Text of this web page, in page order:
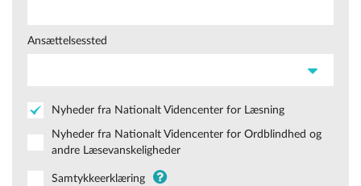
Ansættelsessted
Nyheder fra Nationalt Videncenter for Læsning
Nyheder fra Nationalt Videncenter for Ordblindhed og
andre Læsevanskeligheder
Samtykkeerklæring